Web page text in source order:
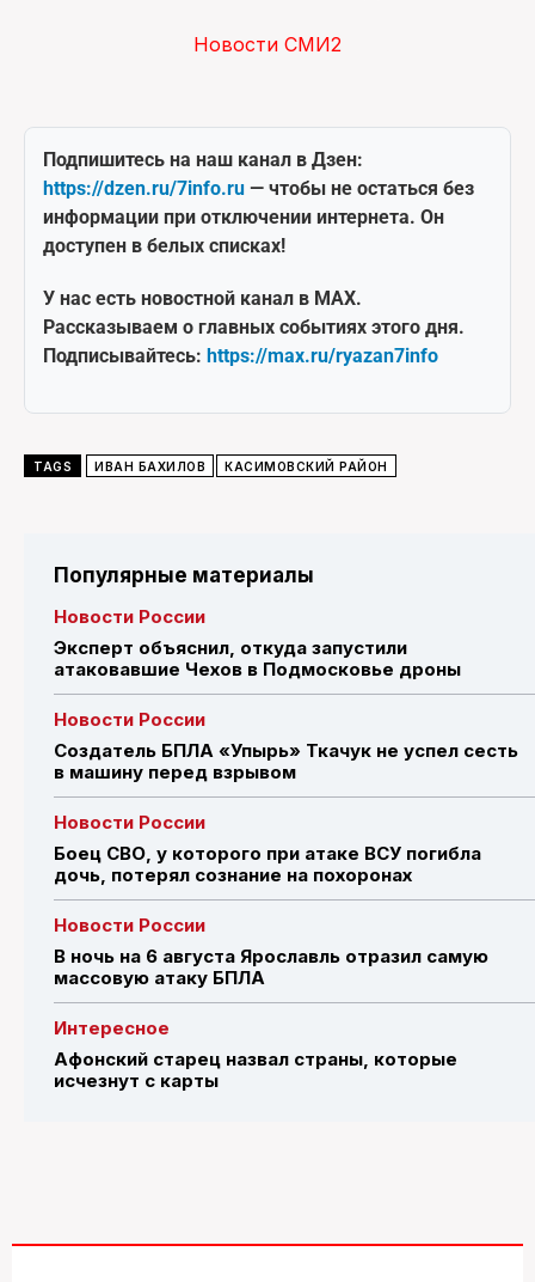
Новости СМИ2
Подпишитесь на наш канал в Дзен:
https://dzen.ru/7info.ru — чтобы не остаться без
информации при отключении интернета. Он
доступен в белых списках!
У нас есть новостной канал в MAX.
Рассказываем о главных событиях этого дня.
Подписывайтесь: https://max.ru/ryazan7info
TAGS ИВАН БАХИЛОВ КАСИМОВСКИЙ РАЙОН
Популярные материалы
Новости России
Эксперт объяснил, откуда запустили
атаковавшие Чехов в Подмосковье дроны
Новости России
Создатель БПЛА «Упырь» Ткачук не успел сесть
в машину перед взрывом
Новости России
Боец СВО, у которого при атаке ВСУ погибла
дочь, потерял сознание на похоронах
Новости России
В ночь на 6 августа Ярославль отразил самую
массовую атаку БПЛА
Интересное
Афонский старец назвал страны, которые
исчезнут с карты